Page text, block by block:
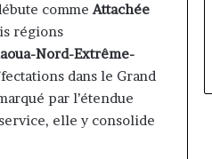
commeAttachée
régions
Nord-Extrême-
dans le Grand
par l’étendue
elle y consolide